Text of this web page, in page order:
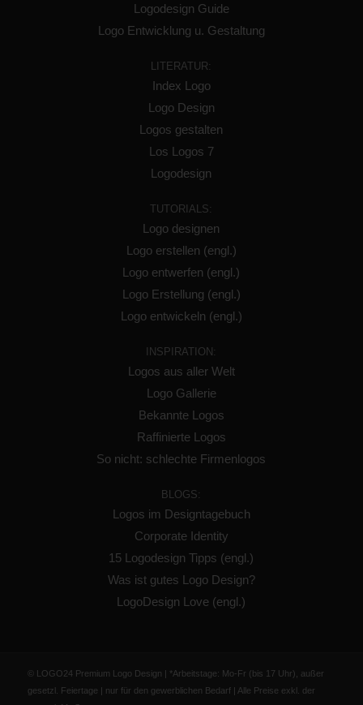
Logodesign Guide
Logo Entwicklung u. Gestaltung
LITERATUR:
Index Logo
Logo Design
Logos gestalten
Los Logos 7
Logodesign
TUTORIALS:
Logo designen
Logo erstellen (engl.)
Logo entwerfen (engl.)
Logo Erstellung (engl.)
Logo entwickeln (engl.)
INSPIRATION:
Logos aus aller Welt
Logo Gallerie
Bekannte Logos
Raffinierte Logos
So nicht: schlechte Firmenlogos
BLOGS:
Logos im Designtagebuch
Corporate Identity
15 Logodesign Tipps (engl.)
Was ist gutes Logo Design?
LogoDesign Love (engl.)
© LOGO24 Premium Logo Design | *Arbeitstage: Mo-Fr (bis 17 Uhr), außer
gesetzl. Feiertage | nur für den gewerblichen Bedarf | Alle Preise exkl. der